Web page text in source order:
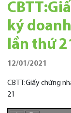
ký
lần thứ
12/01/2021
CBTT:Giấy chứng
21